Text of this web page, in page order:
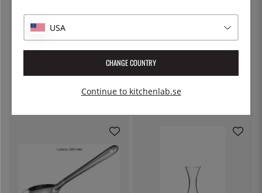
Lättast ände att börja i är kanske vinprovarsetet. Lycka
till!
RIEDEL
469:-
USA
CHANGE COUNTRY
Continue to kitchenlab.se